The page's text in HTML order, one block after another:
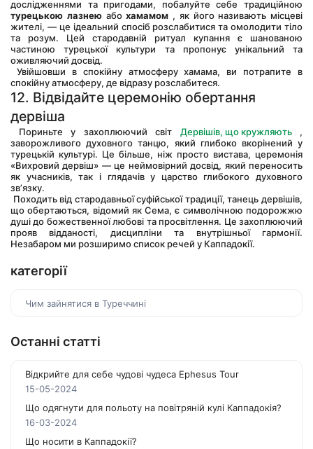
турецькою лазнею або хамамом , як його називають місцеві
жителі, — це ідеальний спосіб розслабитися та омолодити тіло
та розум. Цей стародавній ритуал купання є шанованою
частиною турецької культури та пропонує унікальний та
оживляючий досвід.
спокійну атмосферу, де відразу розслабитеся.
12. Відвідайте церемонію обертання
дервіша
Пориньте у захоплюючий світ Дервішів, що кружляють ,
заворожливого духовного танцю, який глибоко вкорінений у
турецькій культурі. Це більше, ніж просто вистава, церемонія
«Вихровий дервіш» — це неймовірний досвід, який переносить
як учасників, так і глядачів у царство глибокого духовного
зв’язку.
що обертаються, відомий як Сема, є символічною подорожжю
душі до божественної любові та просвітлення. Це захоплюючий
прояв відданості, дисципліни та внутрішньої гармонії.
Незабаром ми розширимо список речей у Каппадокії.
категорії
Чим зайнятися в Туреччині
Останні статті
Відкрийте для себе чудові чудеса Ephesus Tour
15-05-2024
Що одягнути для польоту на повітряній кулі Каппадокія?
16-03-2024
Що носити в Каппадокії?